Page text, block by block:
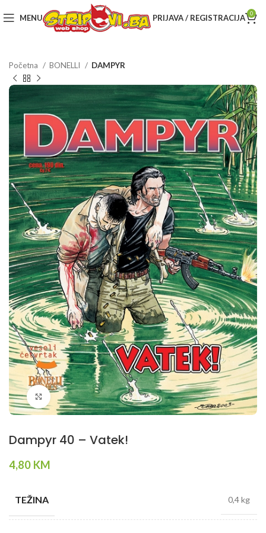
MENU PRIJAVA / REGISTRACIJA 0
Početna BONELLI DAMPYR
Klikni da povečaš
Dampyr 40 – Vatek!
4,80 KM
TEŽINA 0,4 kg